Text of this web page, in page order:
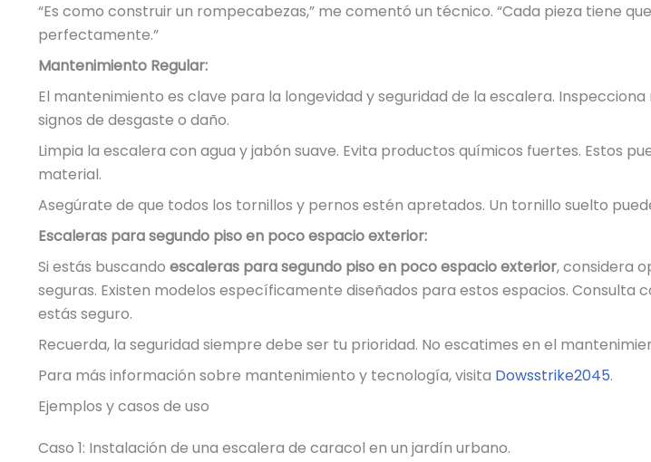
“Es como construir un rompecabezas,” me comentó un técnico. “Cada pieza tiene
perfectamente.”
Mantenimiento Regular:
El mantenimiento es clave para la longevidad y seguridad de la escalera.
signos de desgaste o daño.
Limpia la escalera con agua y jabón suave. Evita productos químicos fuertes. Estos
material.
Asegúrate de que todos los tornillos y pernos estén apretados. Un tornillo suelto
Escaleras para segundo piso en poco espacio exterior:
Si estás buscando escaleras para segundo piso en poco espacio exterior, considera
seguras. Existen modelos específicamente diseñados para estos espacios. Consulta
estás seguro.
Recuerda, la seguridad siempre debe ser tu prioridad. No escatimes en el
Para más información sobre mantenimiento y tecnología, visita Dowsstrike2045.
Ejemplos y casos de uso
Caso 1: Instalación de una escalera de caracol en un jardín urbano.